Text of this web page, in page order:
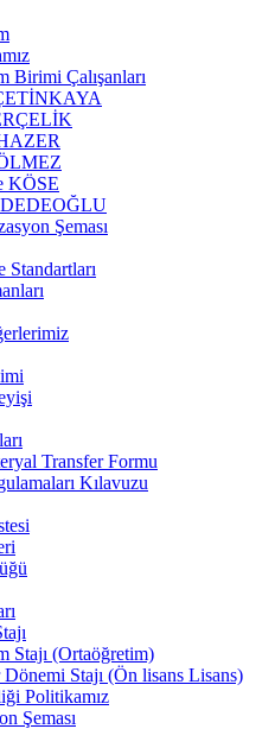
Birimi Çalışanları
KÖSE
Şeması
Standartları
Transfer Formu
Kılavuzu
Stajı (Ortaöğretim)
Stajı (Ön lisans Lisans)
Politikamız
Şeması